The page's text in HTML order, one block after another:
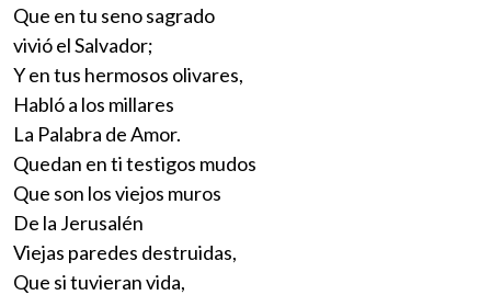
Que en tu seno sagrado
vivió el Salvador;
Y en tus hermosos olivares,
Habló a los millares
La Palabra de Amor.
Quedan en ti testigos mudos
Que son los viejos muros
De la Jerusalén
Viejas paredes destruidas,
Que si tuvieran vida,